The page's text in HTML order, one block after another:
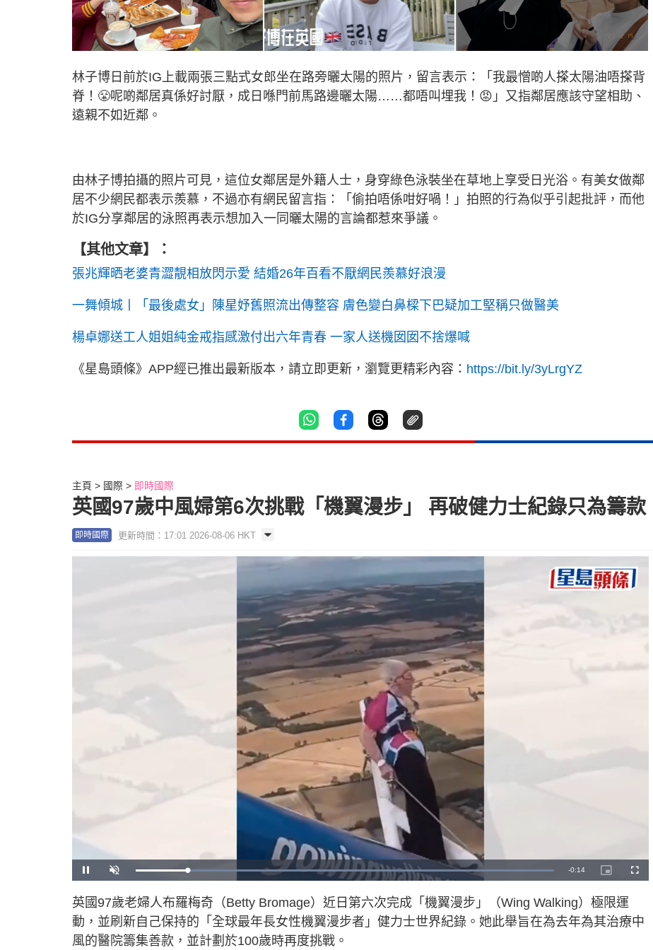
林子博日前於IG上載兩張三點式女郎坐在路旁曬太陽的照片，留言表示：「我最憎啲人搽太陽油唔搽背
脊！😤呢啲鄰居真係好討厭，成日喺門前馬路邊曬太陽……都唔叫埋我！😡」又指鄰居應該守望相助、
遠親不如近鄰。
由林子博拍攝的照片可見，這位女鄰居是外籍人士，身穿綠色泳裝坐在草地上享受日光浴。有美女做鄰
居不少網民都表示羨慕，不過亦有網民留言指：「偷拍唔係咁好喎！」拍照的行為似乎引起批評，而他
於IG分享鄰居的泳照再表示想加入一同曬太陽的言論都惹來爭議。
【其他文章】：
張兆輝晒老婆青澀靚相放閃示愛 結婚26年百看不厭網民羨慕好浪漫
一舞傾城丨「最後處女」陳星妤舊照流出傳整容 膚色變白鼻樑下巴疑加工堅稱只做醫美
楊卓娜送工人姐姐純金戒指感激付出六年青春 一家人送機囡囡不捨爆喊
《星島頭條》APP經已推出最新版本，請立即更新，瀏覽更精彩內容： https://bit.ly/3yLrgYZ
主頁 國際 即時國際
英國97歲中風婦第6次挑戰「機翼漫步」 再破健力士紀錄只為籌款
即時國際 更新時間：17:01 2026-08-06 HKT
U
n
u
t
e
L
o
e
d
:
1
英國97歲老婦人布羅梅奇（Betty Bromage）近日第六次完成「機翼漫步」（Wing Walking）極限運
動，並刷新自己保持的「全球最年長女性機翼漫步者」健力士世界紀錄。她此舉旨在為去年為其治療中
風的醫院籌集善款，並計劃於100歲時再度挑戰。